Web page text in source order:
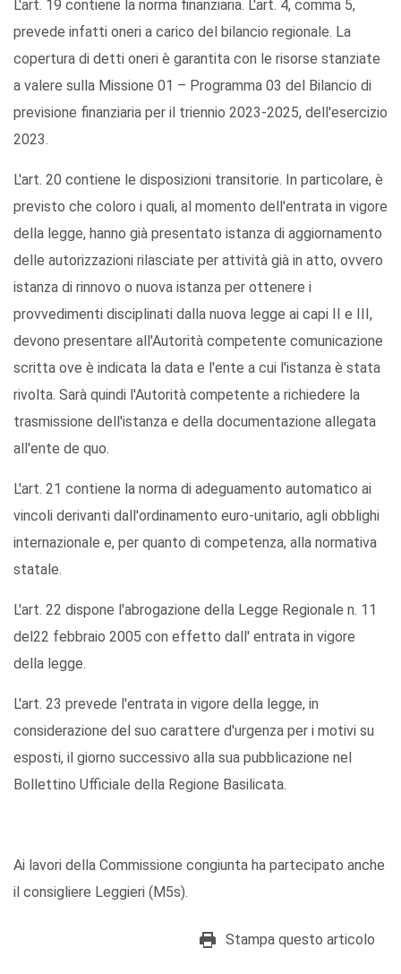
L'art. 19 contiene la norma finanziaria. L'art. 4, comma 5,
prevede infatti oneri a carico del bilancio regionale. La
copertura di detti oneri è garantita con le risorse stanziate
a valere sulla Missione 01 – Programma 03 del Bilancio di
previsione finanziaria per il triennio 2023-2025, dell'esercizio
2023.
L'art. 20 contiene le disposizioni transitorie. In particolare, è
previsto che coloro i quali, al momento dell'entrata in vigore
della legge, hanno già presentato istanza di aggiornamento
delle autorizzazioni rilasciate per attività già in atto, ovvero
istanza di rinnovo o nuova istanza per ottenere i
provvedimenti disciplinati dalla nuova legge ai capi II e III,
devono presentare all'Autorità competente comunicazione
scritta ove è indicata la data e l'ente a cui l'istanza è stata
rivolta. Sarà quindi l'Autorità competente a richiedere la
trasmissione dell'istanza e della documentazione allegata
all'ente de quo.
L'art. 21 contiene la norma di adeguamento automatico ai
vincoli derivanti dall'ordinamento euro-unitario, agli obblighi
internazionale e, per quanto di competenza, alla normativa
statale.
L'art. 22 dispone l'abrogazione della Legge Regionale n. 11
del22 febbraio 2005 con effetto dall' entrata in vigore
della legge.
L'art. 23 prevede l'entrata in vigore della legge, in
considerazione del suo carattere d'urgenza per i motivi su
esposti, il giorno successivo alla sua pubblicazione nel
Bollettino Ufficiale della Regione Basilicata.
Ai lavori della Commissione congiunta ha partecipato anche
il consigliere Leggieri (M5s).
Stampa questo articolo